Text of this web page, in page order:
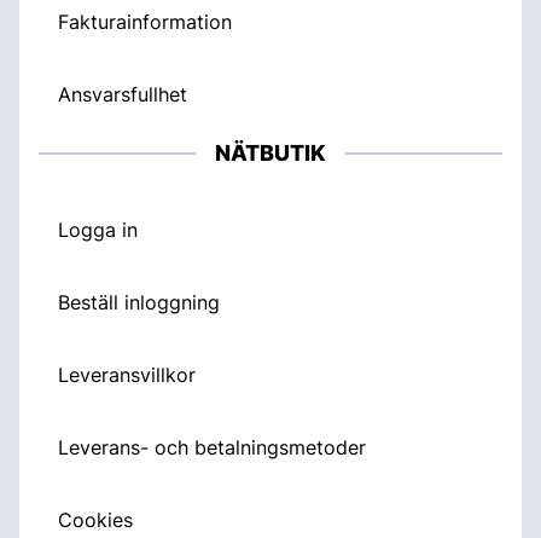
Fakturainformation
Ansvarsfullhet
NÄTBUTIK
Logga in
Beställ inloggning
Leveransvillkor
Leverans- och betalningsmetoder
Cookies